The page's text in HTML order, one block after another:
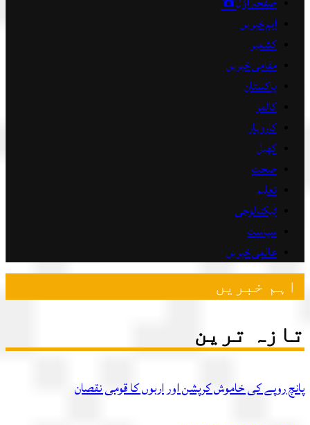
اہم خبریں
کشمیر
مقامی خبریں
پاکستان
کالمز
کاروبار
کھیل
صحت
تعلیم
ٹیکنالوجی
سیاست
عالمی خبریں
اہم خبریں
تازہ ترین
پانچ روپے کی خاموش کرپشن اور اربوں کا قومی نقصان